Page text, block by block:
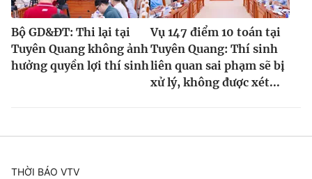
Bộ GD&ĐT: Thi lại tại
Tuyên Quang không ảnh
hưởng quyền lợi thí sinh
Vụ 147 điểm 10 toán tại
Tuyên Quang: Thí sinh
liên quan sai phạm sẽ bị
xử lý, không được xét...
THỜI BÁO VTV